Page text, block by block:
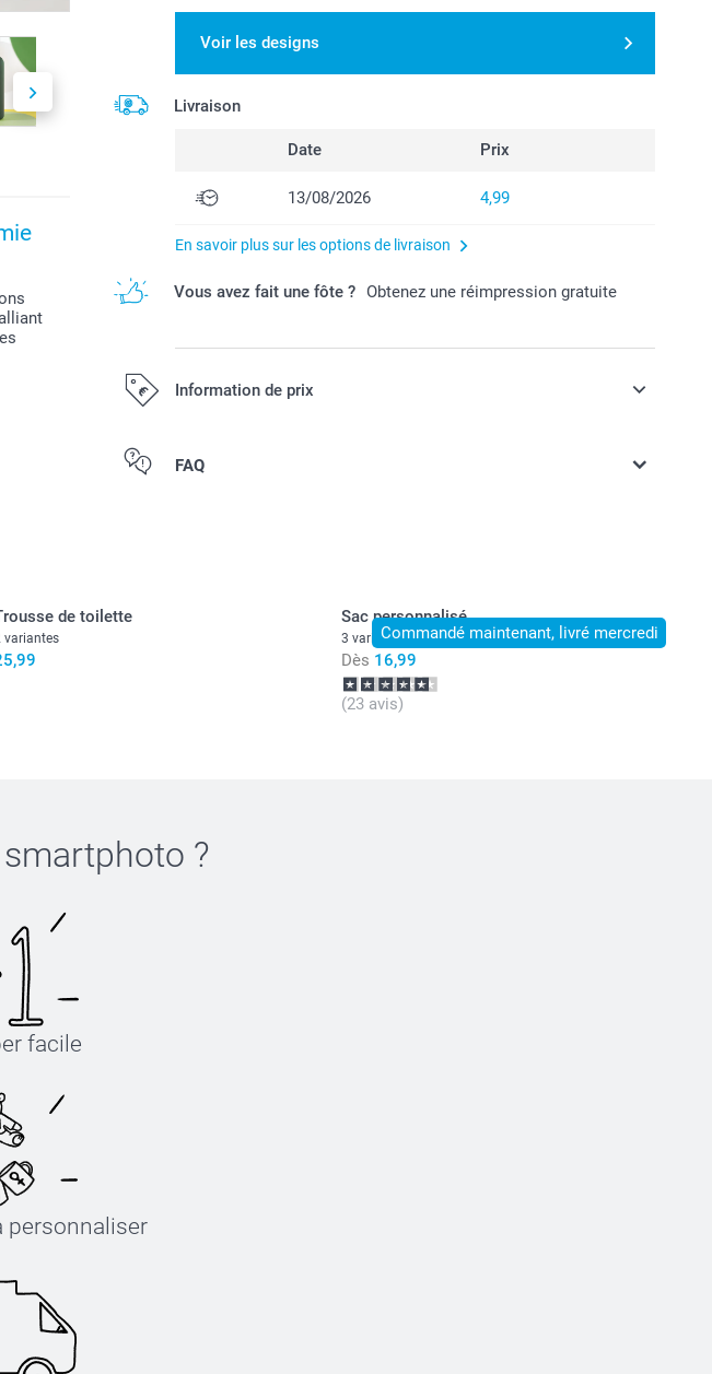
Voir les designs
Livraison
Date Prix
13/08/2026 4,99
En savoir plus sur les options de livraison
Vous avez fait une fôte ? Obtenez une réimpression gratuite
Information de prix
Tous les prix sont en EURO (€), TVA incluse et hors frais de port.
FAQ
de toilette
variantes Commandé maintenant, livré mercredi
Sac personnalisé
3 variantes
Dès 16,99
(23 avis)
smartphoto ?
facile
personnaliser